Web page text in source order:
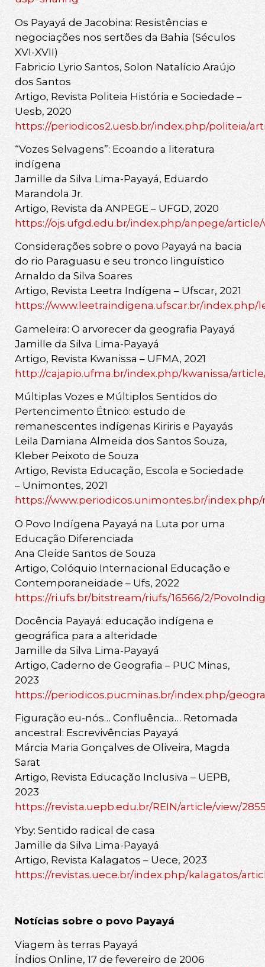
Os Payayá de Jacobina: Resistências e
negociações nos sertões da Bahia (Séculos
XVI-XVII)
Fabricio Lyrio Santos, Solon Natalício Araújo
dos Santos
Artigo, Revista Politeia História e Sociedade –
Uesb, 2020
https://periodicos2.uesb.br/index.php/politeia/
“Vozes Selvagens”: Ecoando a literatura
indígena
Jamille da Silva Lima-Payayá, Eduardo
Marandola Jr.
Artigo, Revista da ANPEGE – UFGD, 2020
https://ojs.ufgd.edu.br/index.php/anpege/article/
Considerações sobre o povo Payayá na bacia
do rio Paraguasu e seu tronco linguístico
Arnaldo da Silva Soares
Artigo, Revista Leetra Indígena – Ufscar, 2021
https://www.leetraindigena.ufscar.br/index.php/
Gameleira: O arvorecer da geografia Payayá
Jamille da Silva Lima-Payayá
Artigo, Revista Kwanissa – UFMA, 2021
http://cajapio.ufma.br/index.php/kwanissa/
Múltiplas Vozes e Múltiplos Sentidos do
Pertencimento Étnico: estudo de
remanescentes indígenas Kiriris e Payayás
Leila Damiana Almeida dos Santos Souza,
Kleber Peixoto de Souza
Artigo, Revista Educação, Escola e Sociedade
– Unimontes, 2021
https://www.periodicos.unimontes.br/index.php/
O Povo Indígena Payayá na Luta por uma
Educação Diferenciada
Ana Cleide Santos de Souza
Artigo, Colóquio Internacional Educação e
Contemporaneidade – Ufs, 2022
https://ri.ufs.br/bitstream/riufs/16566/2/
Docência Payayá: educação indígena e
geográfica para a alteridade
Jamille da Silva Lima-Payayá
Artigo, Caderno de Geografia – PUC Minas,
2023
https://periodicos.pucminas.br/index.php/
Figuração eu-nós… Confluência… Retomada
ancestral: Escrevivências Payayá
Márcia Maria Gonçalves de Oliveira, Magda
Sarat
Artigo, Revista Educação Inclusiva – UEPB,
2023
https://revista.uepb.edu.br/REIN/article/view/
Yby: Sentido radical de casa
Jamille da Silva Lima-Payayá
Artigo, Revista Kalagatos – Uece, 2023
https://revistas.uece.br/index.php/kalagatos/
Notícias sobre o povo Payayá
Viagem às terras Payayá
Índios Online, 17 de fevereiro de 2006